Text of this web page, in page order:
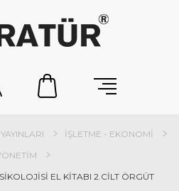
İŞLETME - EKONOMI
EL KITABI 2.CILT ÖRGÜT